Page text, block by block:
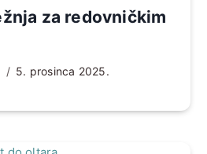
za redovničkim
5. prosinca 2025.